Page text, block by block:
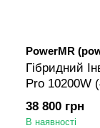
PowerMR
Гібридний
Pro 10200W
10200W,
ion батарей
38 800 грн
В наявності